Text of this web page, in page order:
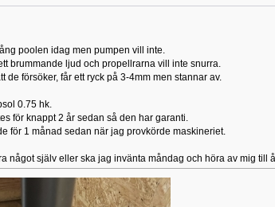
poolen idag men pumpen vill inte.
brummande ljud och propellrarna vill inte snurra.
de försöker, får ett ryck på 3-4mm men stannar av.
0.75 hk.
för knappt 2 år sedan så den har garanti.
för 1 månad sedan när jag provkörde maskineriet.
något själv eller ska jag invänta måndag och höra av mig till